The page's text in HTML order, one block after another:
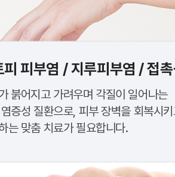
피 피부염 / 지루피부염 / 접
붉어지고 가려우며 각질이 일어나는
증성 질환으로, 피부 장벽을 회복시
는 맞춤 치료가 필요합니다.